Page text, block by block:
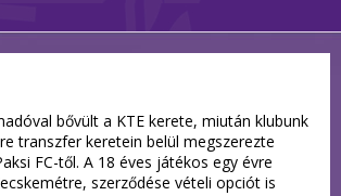
bővült a KTE kerete, miután klubunk
transzfer keretein belül megszerezte
FC-től. A 18 éves játékos egy évre
szerződése vételi opciót is